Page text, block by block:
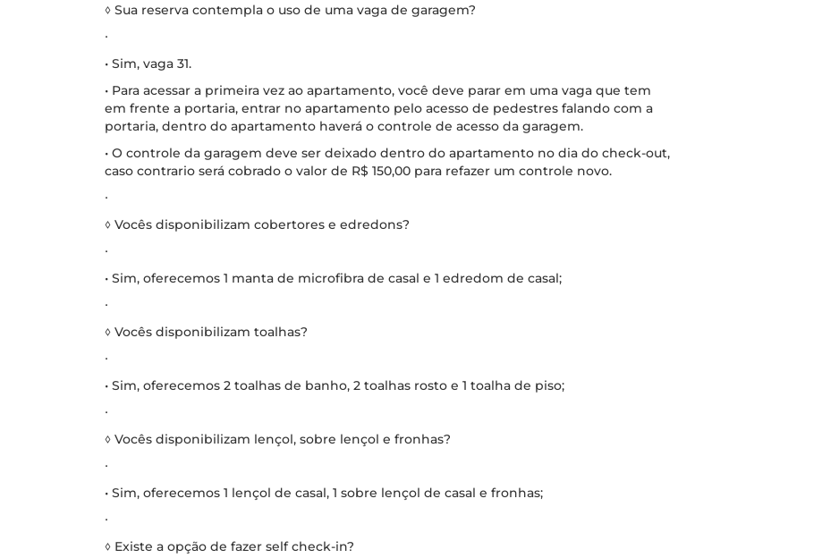
◊ Sua reserva contempla o uso de uma vaga de garagem?
∙
• Sim, vaga 31.
• Para acessar a primeira vez ao apartamento, você deve parar em uma vaga que tem
em frente a portaria, entrar no apartamento pelo acesso de pedestres falando com a
portaria, dentro do apartamento haverá o controle de acesso da garagem.
• O controle da garagem deve ser deixado dentro do apartamento no dia do check-out,
caso contrario será cobrado o valor de R$ 150,00 para refazer um controle novo.
∙
◊ Vocês disponibilizam cobertores e edredons?
∙
• Sim, oferecemos 1 manta de microfibra de casal e 1 edredom de casal;
∙
◊ Vocês disponibilizam toalhas?
∙
• Sim, oferecemos 2 toalhas de banho, 2 toalhas rosto e 1 toalha de piso;
∙
◊ Vocês disponibilizam lençol, sobre lençol e fronhas?
∙
• Sim, oferecemos 1 lençol de casal, 1 sobre lençol de casal e fronhas;
∙
◊ Existe a opção de fazer self check-in?